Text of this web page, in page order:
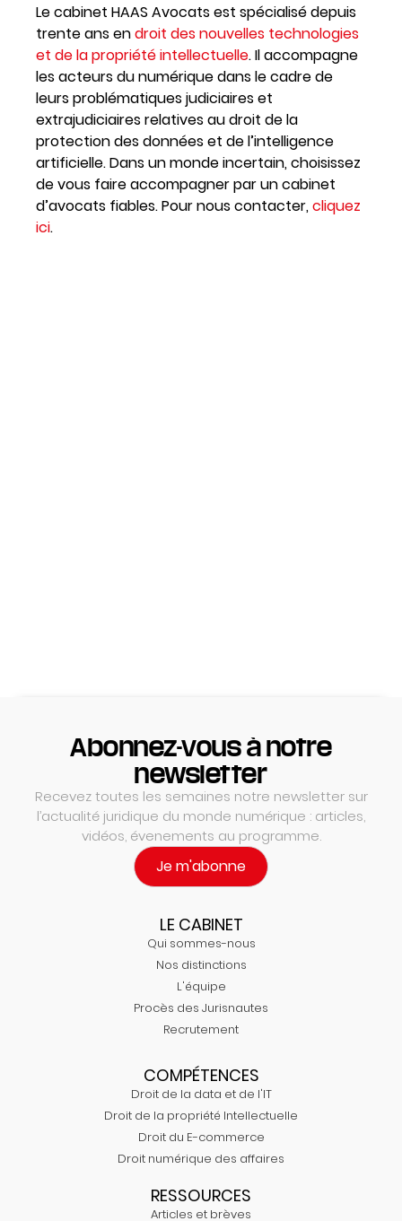
Le cabinet HAAS Avocats est spécialisé depuis
trente ans endroit des nouvelles technologies
et de la propriété intellectuelle. Il accompagne
les acteurs du numérique dans le cadre de
leurs problématiques judiciaires et
extrajudiciaires relatives au droit de la
protection des données et de l’intelligence
artificielle. Dans un monde incertain, choisissez
de vous faire accompagner par un cabinet
d’avocats fiables. Pour nous contacter,cliquez
ici.
Abonnez-vous à notre
newsletter
Recevez toutes les semaines notre newsletter sur
l’actualité juridique du monde numérique : articles,
vidéos, évenements au programme.
Je m'abonne
LE CABINET
Qui sommes-nous
Nos distinctions
L'équipe
Procès des Jurisnautes
Recrutement
COMPÉTENCES
Droit de la data et de l'IT
Droit de la propriété Intellectuelle
Droit du E-commerce
Droit numérique des affaires
RESSOURCES
Articles et brèves